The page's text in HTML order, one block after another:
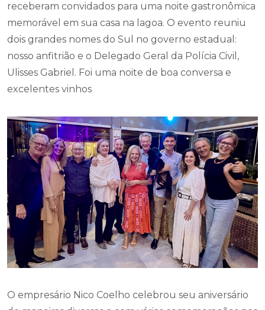
receberam convidados para uma noite gastronômica
memorável em sua casa na lagoa. O evento reuniu
dois grandes nomes do Sul no governo estadual:
nosso anfitrião e o Delegado Geral da Polícia Civil,
Ulisses Gabriel. Foi uma noite de boa conversa e
excelentes vinhos
O empresário Nico Coelho celebrou seu aniversário